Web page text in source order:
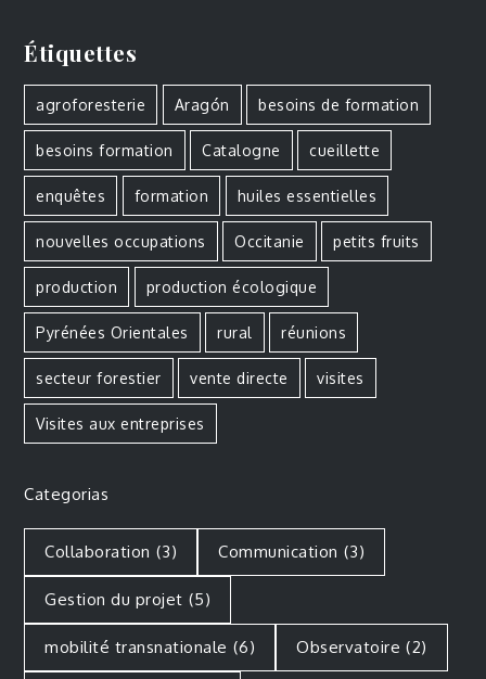
Étiquettes
agroforesterie Aragón besoins de formation
besoins formation Catalogne cueillette
enquêtes formation huiles essentielles
nouvelles occupations Occitanie petits fruits
production production écologique
Pyrénées Orientales rural réunions
secteur forestier vente directe visites
Visites aux entreprises
Categorias
Collaboration (3) Communication (3)
Gestion du projet (5)
mobilité transnationale (6) Observatoire (2)